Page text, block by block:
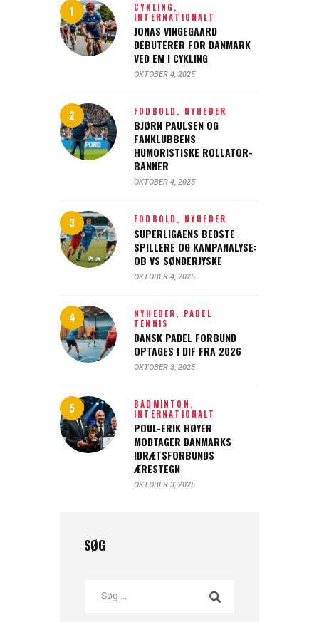
CYKLING,
INTERNATIONALT
JONAS VINGEGAARD
DEBUTERER FOR DANMARK
VED EM I CYKLING
OKTOBER 4, 2025
FODBOLD, NYHEDER
BJØRN PAULSEN OG
FANKLUBBENS
HUMORISTISKE ROLLATOR-
BANNER
OKTOBER 4, 2025
FODBOLD, NYHEDER
SUPERLIGAENS BEDSTE
SPILLERE OG KAMPANALYSE:
OB VS SØNDERJYSKE
OKTOBER 4, 2025
NYHEDER, PADEL
TENNIS
DANSK PADEL FORBUND
OPTAGES I DIF FRA 2026
OKTOBER 3, 2025
BADMINTON,
INTERNATIONALT
POUL-ERIK HØYER
MODTAGER DANMARKS
IDRÆTSFORBUNDS
ÆRESTEGN
OKTOBER 3, 2025
SØG